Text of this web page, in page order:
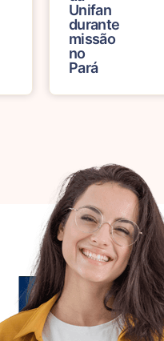
Unifan
durante
missão